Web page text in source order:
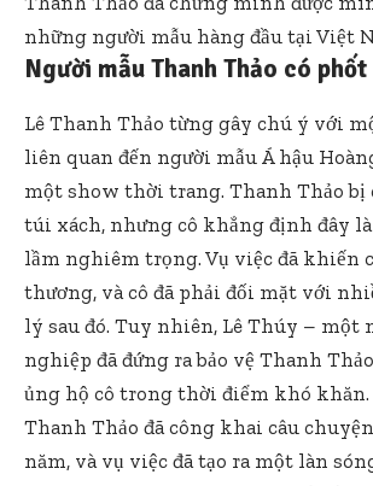
những người mẫu hàng đầu tại Việt
Người mẫu Thanh Thảo có
Lê Thanh Thảo từng gây chú ý với
liên quan đến người mẫu Á hậu
một show thời trang. Thanh Thảo bị
túi xách, nhưng cô khẳng định đây
lầm nghiêm trọng. Vụ việc đã khiến
thương, và cô đã phải đối mặt với
lý sau đó. Tuy nhiên, Lê Thúy – một
nghiệp đã đứng ra bảo vệ Thanh
ủng hộ cô trong thời điểm khó khăn.
Thanh Thảo đã công khai câu
năm, và vụ việc đã tạo ra một làn